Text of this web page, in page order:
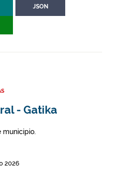
JSON
- Gatika
municipio.
2026